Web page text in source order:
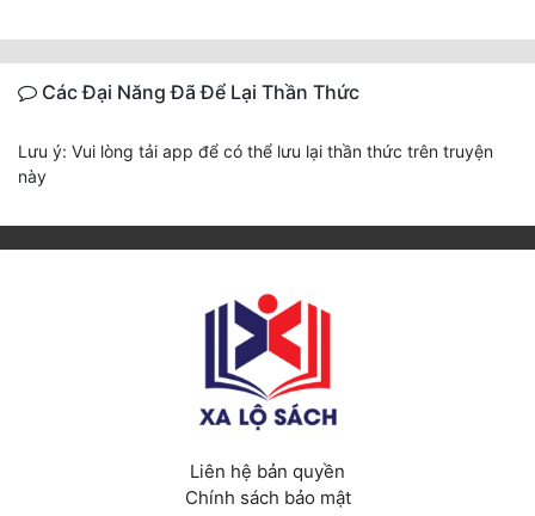
Tính Cách Nhân Vật :
Cơ Trí
Các Đại Năng Đã Để Lại Thần Thức
Lưu ý: Vui lòng tải app để có thể lưu lại thần thức trên truyện
này
Liên hệ bản quyền
Chính sách bảo mật